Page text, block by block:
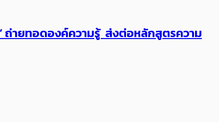
ถ่ายทอดองค์ความรู้ ส่งต่อหลักสูตรความ